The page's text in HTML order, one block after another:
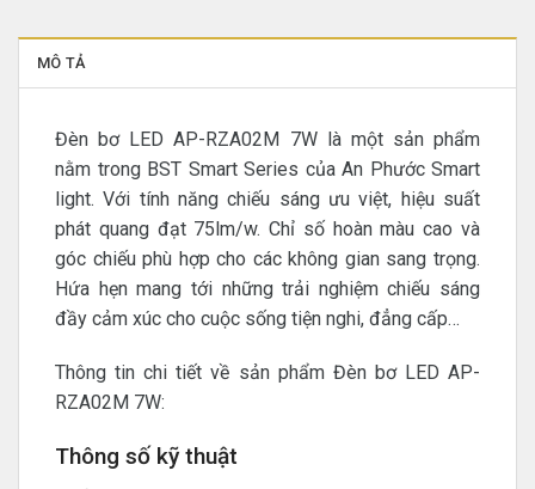
MÔ TẢ
Đèn bơ LED AP-RZA02M 7W là một sản phẩm
nằm trong BST Smart Series của An Phước Smart
light. Với tính năng chiếu sáng ưu việt, hiệu suất
phát quang đạt 75lm/w. Chỉ số hoàn màu cao và
góc chiếu phù hợp cho các không gian sang trọng.
Hứa hẹn mang tới những trải nghiệm chiếu sáng
đầy cảm xúc cho cuộc sống tiện nghi, đẳng cấp…
Thông tin chi tiết về sản phẩm Đèn bơ LED AP-
RZA02M 7W:
Thông số kỹ thuật